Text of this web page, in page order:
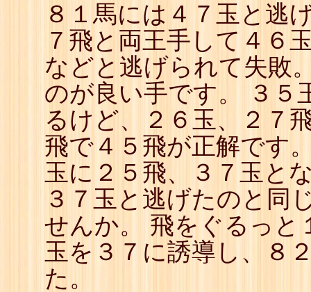
８１馬には４７玉と逃
７飛と両王手して４６
などと逃げられて失敗
のが良い手です。 ３５
るけど、２６玉、２７
飛で４５飛が正解です
玉に２５飛、３７玉と
３７玉と逃げたのと同
せんか。 飛をぐるっと
玉を３７に誘導し、８
た。